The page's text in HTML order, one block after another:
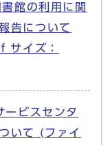
館の利用に関
告について
イズ：
ビスセンタ
いて (ファイ